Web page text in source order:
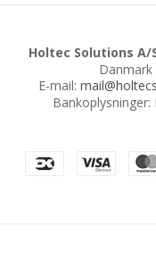
Holtec Solutions A/
Danmark
E-mail:
Bankoplysninger: